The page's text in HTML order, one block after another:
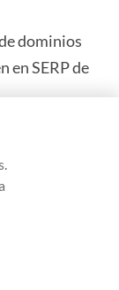
dominios
en SERP de
búsqueda,
1 y una
para